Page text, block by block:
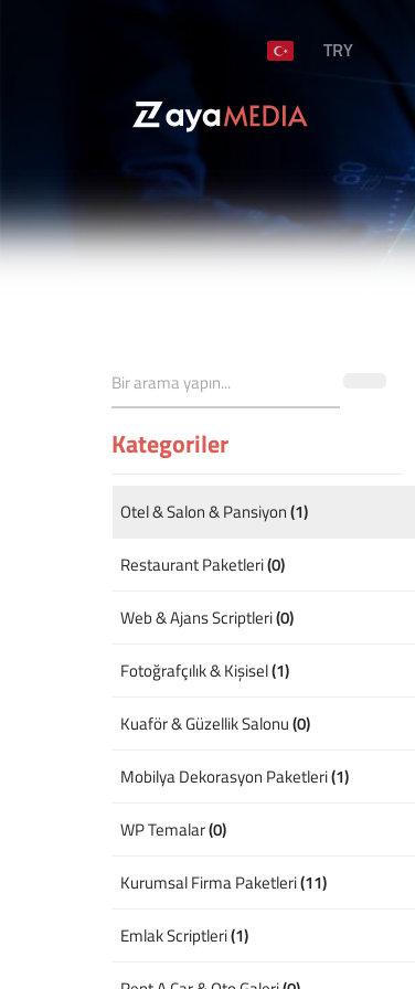
TRY
Kategoriler
Otel & Salon & Pansiyon(1)
Restaurant Paketleri(0)
Web & Ajans Scriptleri(0)
Fotoğrafçılık & Kişisel(1)
Kuaför & Güzellik Salonu(0)
Mobilya Dekorasyon Paketleri(1)
WP Temalar(0)
Kurumsal Firma Paketleri(11)
Emlak Scriptleri(1)